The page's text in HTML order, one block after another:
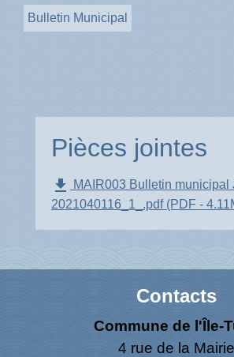
Bulletin Municipal
Pièces jointes
file_download
MAIR003 Bulletin municipal
2021040116_1_.pdf (PDF -
Contacts
Commune de l'Île-
4 rue de la Mairie